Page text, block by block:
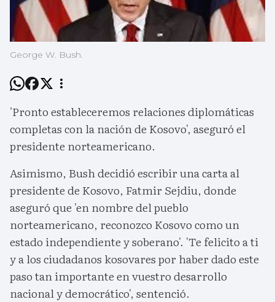
George W. Bush.
'Pronto estableceremos relaciones diplomáticas
completas con la nación de Kosovo', aseguró el
presidente norteamericano.
Asimismo, Bush decidió escribir una carta al
presidente de Kosovo, Fatmir Sejdiu, donde
aseguró que 'en nombre del pueblo
norteamericano, reconozco Kosovo como un
estado independiente y soberano'. 'Te felicito a ti
y a los ciudadanos kosovares por haber dado este
paso tan importante en vuestro desarrollo
nacional y democrático', sentenció.